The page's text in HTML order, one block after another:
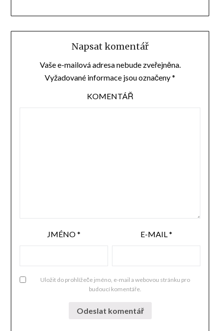
Napsat komentář
Vaše e-mailová adresa nebude zveřejněna.
Vyžadované informace jsou označeny*
KOMENTÁŘ
JMÉNO* E-MAIL *
Uložit do prohlížeče jméno, e-mail a webovou stránku pro
budoucí komentáře.